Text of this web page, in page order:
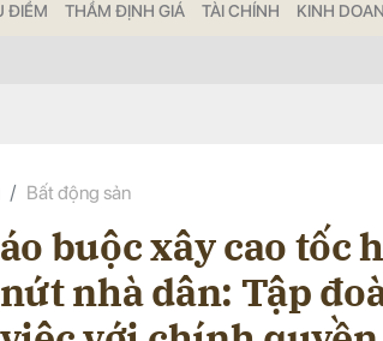
ĐIỂM THẨM ĐỊNH GIÁ TÀI CHÍNH KINH
Bất động sản
buộc xây cao tốc
nhà dân: Tập